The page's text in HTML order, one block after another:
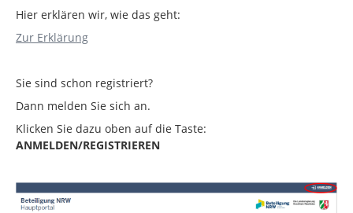
Hier erklären wir, wie das geht:
Zur Erklärung
Sie sind schon registriert?
Dann melden Sie sich an.
Klicken Sie dazu oben auf die Taste:
ANMELDEN/REGISTRIEREN